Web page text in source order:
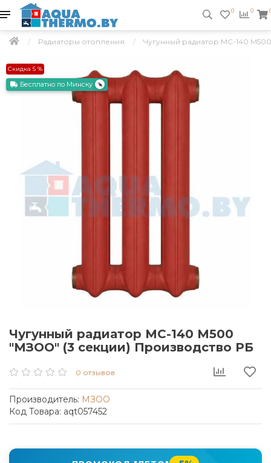
0 0
Радиаторы отопления Чугунный радиатор МС-140
Скидка 5 %
Бесплатно по Минску
Чугунный радиатор МС-140 М500
"МЗОО" (3 секции) Производство РБ
0 отзывов
Производитель: МЗОО
Код Товара: aqt057452